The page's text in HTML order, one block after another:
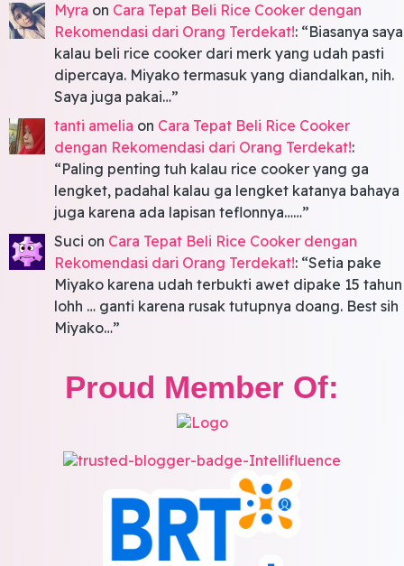
Myra on Cara Tepat Beli Rice Cooker dengan
Rekomendasi dari Orang Terdekat!: “Biasanya saya
kalau beli rice cooker dari merk yang udah pasti
dipercaya. Miyako termasuk yang diandalkan, nih.
Saya juga pakai…”
tanti amelia on Cara Tepat Beli Rice Cooker
dengan Rekomendasi dari Orang Terdekat!:
“Paling penting tuh kalau rice cooker yang ga
lengket, padahal kalau ga lengket katanya bahaya
juga karena ada lapisan teflonnya……”
Suci on Cara Tepat Beli Rice Cooker dengan
Rekomendasi dari Orang Terdekat!: “Setia pake
Miyako karena udah terbukti awet dipake 15 tahun
lohh … ganti karena rusak tutupnya doang. Best sih
Miyako…”
Proud Member Of: